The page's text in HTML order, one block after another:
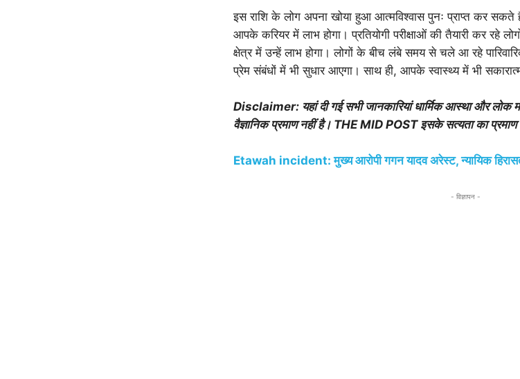
इस राशि के लोग अपना खोया हुआ आत्मविश्वास पुनः प्राप्त कर सकते
आपके करियर में लाभ होगा। प्रतियोगी परीक्षाओं की तैयारी कर रहे
क्षेत्र में उन्हें लाभ होगा। लोगों के बीच लंबे समय से चले आ रहे
प्रेम संबंधों में भी सुधार आएगा। साथ ही, आपके स्वास्थ्य में भी
Disclaimer: यहां दी गई सभी जानकारियां धार्मिक आस्था और लोक
वैज्ञानिक प्रमाण नहीं है। THE MID POST इसके सत्यता का प्रमाण
Etawah incident: मुख्य आरोपी गगन यादव अरेस्ट, न्यायिक
- विज्ञापन -